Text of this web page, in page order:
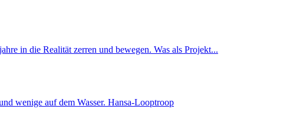
in die Realität zerren und bewegen. Was als Projekt...
wenige auf dem Wasser. Hansa-Looptroop